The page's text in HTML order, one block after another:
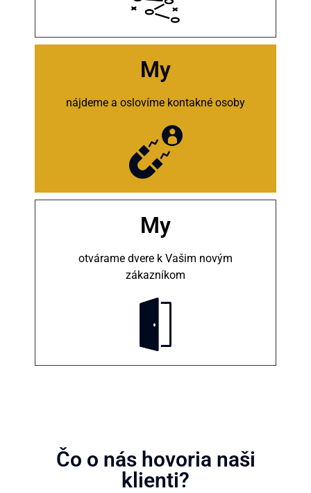
My
nájdeme a oslovíme kontakné osoby
My
otvárame dvere k Vašim novým
zákazníkom
Čo o nás hovoria naši
klienti?​